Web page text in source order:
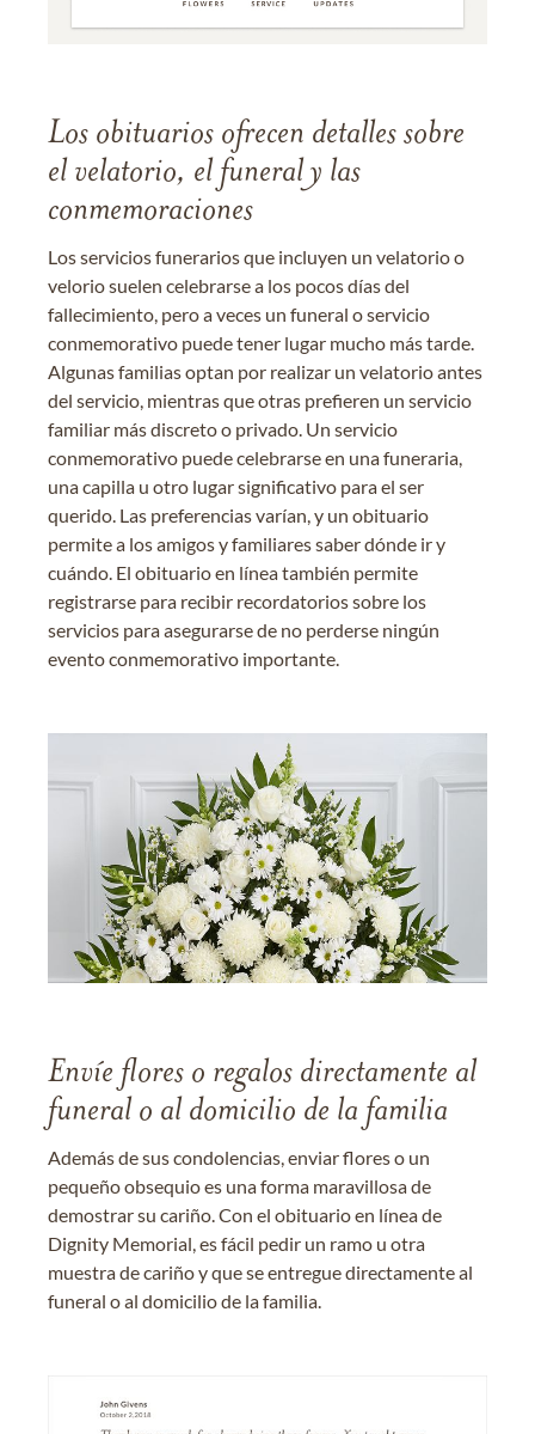
Los obituarios ofrecen detalles sobre
el velatorio, el funeral y las
conmemoraciones
Los servicios funerarios que incluyen un velatorio o
velorio suelen celebrarse a los pocos días del
fallecimiento, pero a veces un funeral o servicio
conmemorativo puede tener lugar mucho más tarde.
Algunas familias optan por realizar un velatorio antes
del servicio, mientras que otras prefieren un servicio
familiar más discreto o privado. Un servicio
conmemorativo puede celebrarse en una funeraria,
una capilla u otro lugar significativo para el ser
querido. Las preferencias varían, y un obituario
permite a los amigos y familiares saber dónde ir y
cuándo. El obituario en línea también permite
registrarse para recibir recordatorios sobre los
servicios para asegurarse de no perderse ningún
evento conmemorativo importante.
Envíe flores o regalos directamente al
funeral o al domicilio de la familia
Además de sus condolencias, enviar flores o un
pequeño obsequio es una forma maravillosa de
demostrar su cariño. Con el obituario en línea de
Dignity Memorial, es fácil pedir un ramo u otra
muestra de cariño y que se entregue directamente al
funeral o al domicilio de la familia.